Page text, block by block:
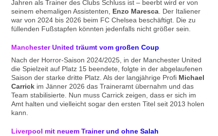
Jahren als Trainer des Clubs Schluss ist – beerbt wird er von
seinem ehemaligen Assistenten, Enzo Maresca. Der Italiener
war von 2024 bis 2026 beim FC Chelsea beschäftigt. Die zu
füllenden Fußstapfen könnten jedenfalls nicht größer sein.
Manchester United träumt vom großen Coup
Nach der Horror-Saison 2024/2025, in der Manchester United
die Spielzeit auf Platz 15 beendete, folgte in der abgelaufenen
Saison der starke dritte Platz. Als der langjährige Profi Michael
Carrickim Jänner 2026 das Traineramt übernahm und das
Team stabilisierte. Nun muss Carrick zeigen, dass er sich im
Amt halten und vielleicht sogar den ersten Titel seit 2013 holen
kann.
Liverpool mit neuem Trainer und ohne Salah